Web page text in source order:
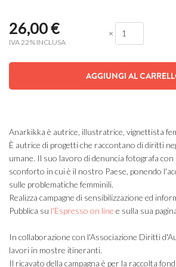
26,00€
IVA 22% INCLUSA
×
AGGIUNGI AL
Anarkikka è autrice, illustratrice, vignettista
È autrice di progetti che raccontano di diritti
umane. Il suo lavoro di denuncia fotografa con
sconforto in cui è il nostro Paese, ponendo
sulle problematiche femminili.
Realizza campagne di sensibilizzazione ed
Pubblica su l'Espresso on line e sulla sua
In collaborazione con l'Associazione Diritti
lavori in mostre itineranti.
Il ricavato della campagna è per la raccolta